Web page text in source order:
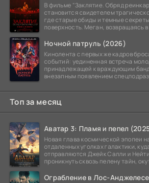
В фильме "Заклятие. Обряд
становится свидетелем
где старые обиды и темные
поверхность. Меган, возвращаясь
Ночной патруль (2026)
Кинолента с первых же кадров
событий: уединенная встреча
принадлежащей к враждующим
внезапным появлением
Топ за месяц
Аватар 3: Пламя и пепел
Новая глава космической эпопеи
отдаленных уголках галактики,
отправляются Джейк Салли и
проникнуть сквозь пелену тайн,
Ограбление в Лос-